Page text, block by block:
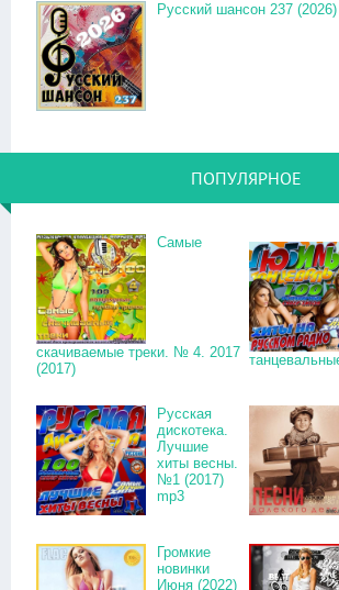
Русский шансон 237 (2026)
ПОПУЛЯРНОЕ
Самые
скачиваемые треки. № 4. 2017
(2017)
Русская
дискотека.
Лучшие
хиты весны.
№1 (2017)
mp3
Громкие
новинки
Июня (2022)